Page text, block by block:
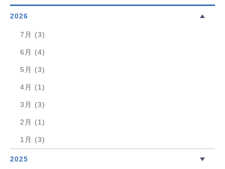
2026
7月 (3)
6月 (4)
5月 (3)
4月 (1)
3月 (3)
2月 (1)
1月 (3)
2025